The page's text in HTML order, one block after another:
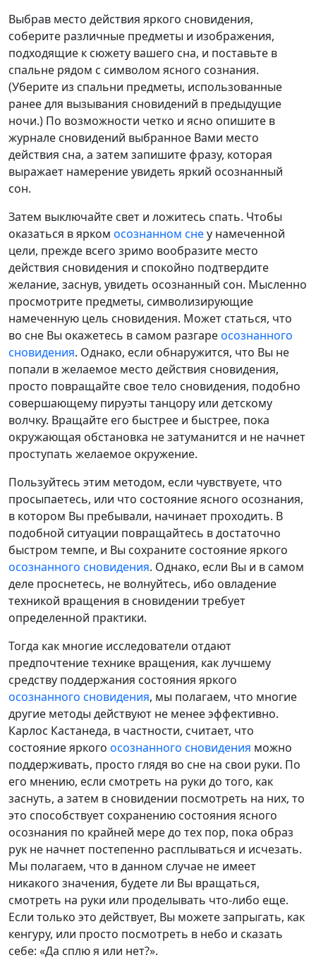
Выбрав место действия яркого сновидения,
соберите различные предметы и изображения,
подходящие к сюжету вашего сна, и поставьте в
спальне рядом с символом ясного сознания.
(Уберите из спальни предметы, использованные
ранее для вызывания сновидений в предыдущие
ночи.) По возможности четко и ясно опишите в
журнале сновидений выбранное Вами место
действия сна, а затем запишите фразу, которая
выражает намерение увидеть яркий осознанный
сон.
Затем выключайте свет и ложитесь спать. Чтобы
оказаться в ярком осознанном снеу намеченной
цели, прежде всего зримо вообразите место
действия сновидения и спокойно подтвердите
желание, заснув, увидеть осознанный сон. Мысленно
просмотрите предметы, символизирующие
намеченную цель сновидения. Может статься, что
во сне Вы окажетесь в самом разгареосознанного
сновидения. Однако, если обнаружится, что Вы не
попали в желаемое место действия сновидения,
просто повращайте свое тело сновидения, подобно
совершающему пируэты танцору или детскому
волчку. Вращайте его быстрее и быстрее, пока
окружающая обстановка не затуманится и не начнет
проступать желаемое окружение.
Пользуйтесь этим методом, если чувствуете, что
просыпаетесь, или что состояние ясного осознания,
в котором Вы пребывали, начинает проходить. В
подобной ситуации повращайтесь в достаточно
быстром темпе, и Вы сохраните состояние яркого
осознанного сновидения. Однако, если Вы и в самом
деле проснетесь, не волнуйтесь, ибо овладение
техникой вращения в сновидении требует
определенной практики.
Тогда как многие исследователи отдают
предпочтение технике вращения, как лучшему
средству поддержания состояния яркого
осознанного сновидения, мы полагаем, что многие
другие методы действуют не менее эффективно.
Карлос Кастанеда, в частности, считает, что
состояние яркого осознанного сновидения можно
поддерживать, просто глядя во сне на свои руки. По
его мнению, если смотреть на руки до того, как
заснуть, а затем в сновидении посмотреть на них, то
это способствует сохранению состояния ясного
осознания по крайней мере до тех пор, пока образ
рук не начнет постепенно расплываться и исчезать.
Мы полагаем, что в данном случае не имеет
никакого значения, будете ли Вы вращаться,
смотреть на руки или проделывать что-либо еще.
Если только это действует, Вы можете запрыгать, как
кенгуру, или просто посмотреть в небо и сказать
себе: «Да сплю я или нет?».